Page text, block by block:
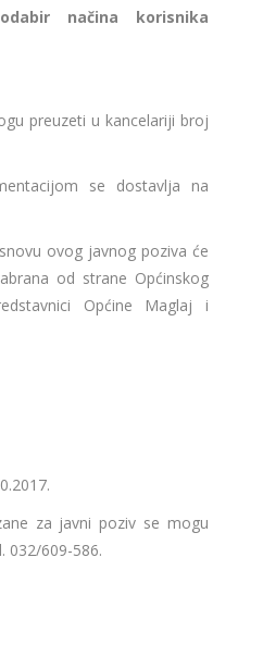
načina korisnika
preuzeti u kancelariji broj
se dostavlja na
ovog javnog poziva će
od strane Općinskog
Općine Maglaj i
za javni poziv se mogu
032/609-586.